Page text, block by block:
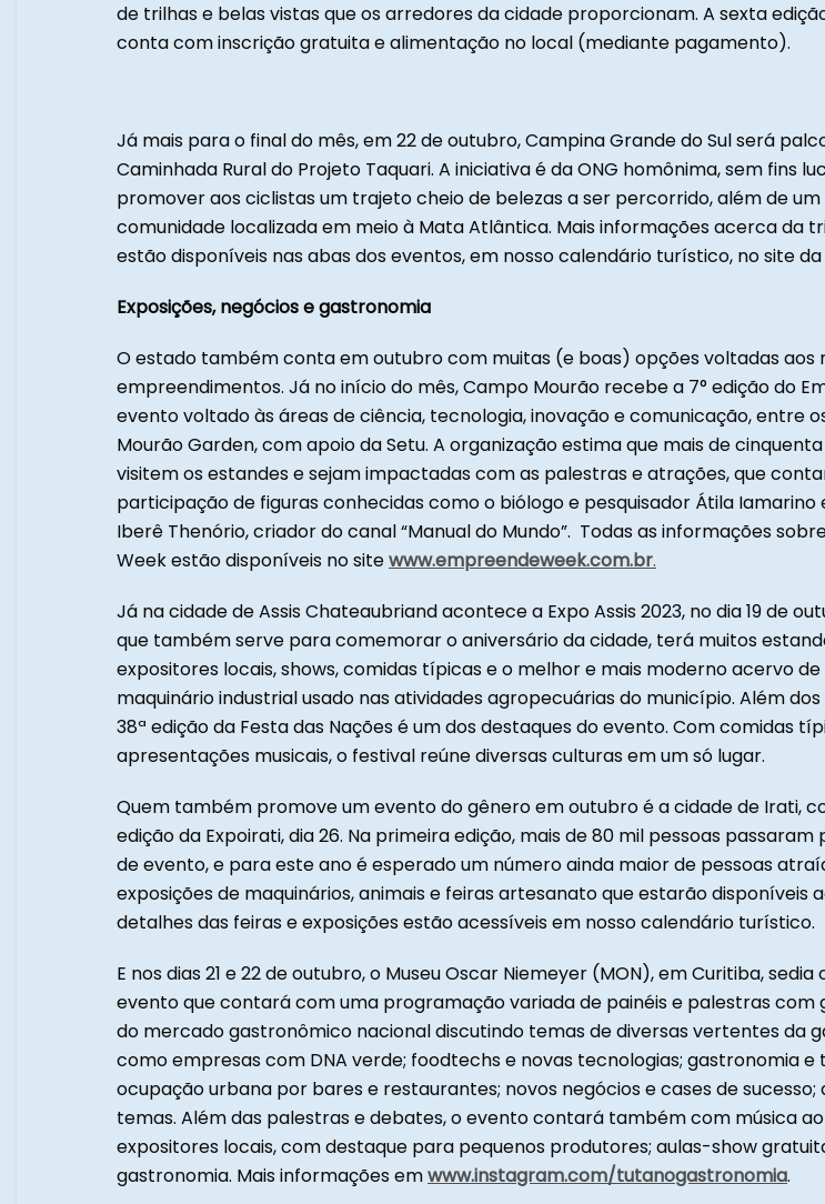
de trilhas e belas vistas que os arredores da cidade proporcionam. A sexta
conta com inscrição gratuita e alimentação no local (mediante pagamento).
Já mais para o final do mês, em 22 de outubro, Campina Grande do Sul será
Caminhada Rural do Projeto Taquari. A iniciativa é da ONG homônima, sem fins
promover aos ciclistas um trajeto cheio de belezas a ser percorrido, além de
comunidade localizada em meio à Mata Atlântica. Mais informações acerca da
estão disponíveis nas abas dos eventos, em nosso calendário turístico, no site da
Exposições, negócios e gastronomia
O estado também conta em outubro com muitas (e boas) opções voltadas aos
empreendimentos. Já no início do mês, Campo Mourão recebe a 7° edição do
evento voltado às áreas de ciência, tecnologia, inovação e comunicação, entre
Mourão Garden, com apoio da Setu. A organização estima que mais de
visitem os estandes e sejam impactadas com as palestras e atrações, que
participação de figuras conhecidas como o biólogo e pesquisador Átila Iamarino
Iberê Thenório, criador do canal “Manual do Mundo”. Todas as informações
Week estão disponíveis no sitewww.empreendeweek.com.br.
Já na cidade de Assis Chateaubriand acontece a Expo Assis 2023, no dia 19 de
que também serve para comemorar o aniversário da cidade, terá muitos
expositores locais, shows, comidas típicas e o melhor e mais moderno acervo
maquinário industrial usado nas atividades agropecuárias do município. Além dos
38ª edição da Festa das Nações é um dos destaques do evento. Com comidas
apresentações musicais, o festival reúne diversas culturas em um só lugar.
Quem também promove um evento do gênero em outubro é a cidade de Irati,
edição da Expoirati, dia 26. Na primeira edição, mais de 80 mil pessoas passaram
de evento, e para este ano é esperado um número ainda maior de pessoas
exposições de maquinários, animais e feiras artesanato que estarão disponíveis
detalhes das feiras e exposições estão acessíveis em nosso calendário turístico.
E nos dias 21 e 22 de outubro, o Museu Oscar Niemeyer (MON), em Curitiba, sedia
evento que contará com uma programação variada de painéis e palestras com
do mercado gastronômico nacional discutindo temas de diversas vertentes da
como empresas com DNA verde; foodtechs e novas tecnologias; gastronomia e
ocupação urbana por bares e restaurantes; novos negócios e cases de
temas. Além das palestras e debates, o evento contará também com música
expositores locais, com destaque para pequenos produtores; aulas-show
gastronomia. Mais informações emwww.instagram.com/tutanogastronomia.